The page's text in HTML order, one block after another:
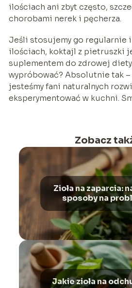
ilościach ani zbyt często,
chorobami nerek i pęcherza.
Jeśli stosujemy go regularnie
ilościach, koktajl z pietruszki
suplementem do zdrowej
wypróbować? Absolutnie tak –
jesteśmy fani naturalnych
eksperymentować w kuchni.
Zobacz
Zioła na zaparcia:
sposoby na
wypróżnianiem i
Jakie zioła na